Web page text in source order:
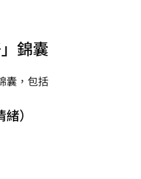
錦囊
囊，包括
）